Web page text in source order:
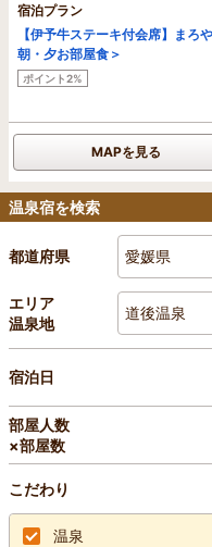
宿泊プラン
【伊予牛ステーキ付会席】まろ
朝・夕お部屋食＞
ポイント2%
MAPを見る
温泉宿を検索
都道府県 愛媛県
エリア
温泉地
道後温泉
宿泊日
部屋人数
×部屋数
こだわり
温泉